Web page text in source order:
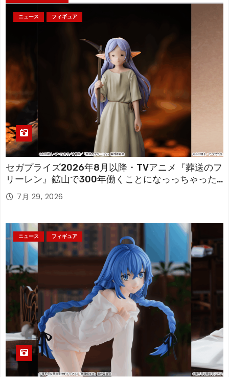
ニュース フィギュア
セガプライズ2026年8月以降・TVアニメ『葬送のフ
リーレン』鉱山で300年働くことになっっちゃった
「フリーレン」を立体化！
7月 29, 2026
ニュース フィギュア